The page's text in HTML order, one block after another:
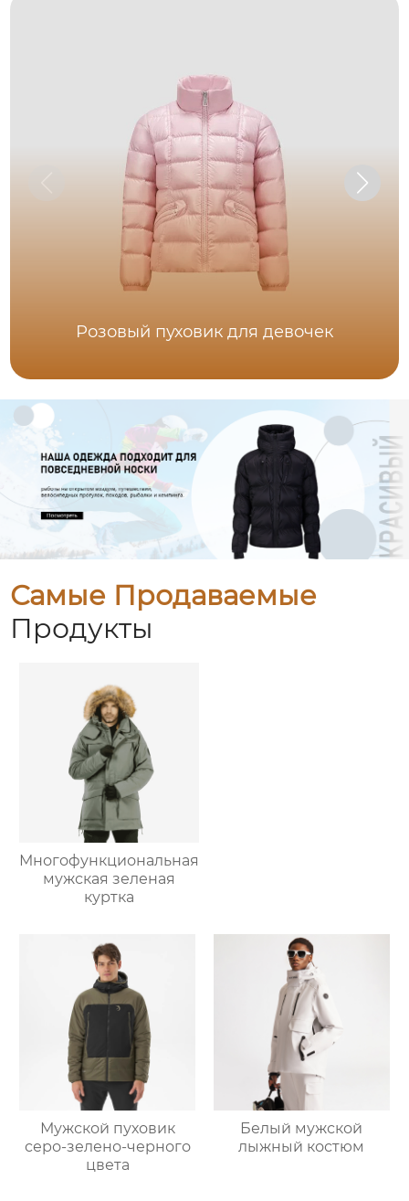
Розовый пуховик для девочек
Самые Продаваемые
Продукты
Многофункциональная
мужская зеленая
куртка
Мужской пуховик
серо-зелено-черного
цвета
Белый мужской
лыжный костюм